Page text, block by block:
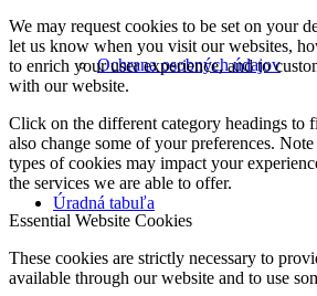
Ochrana osobných údajov
Úradná tabuľa
We may request cookies to be set on your
let us know when you visit our websites,
to enrich your user experience, and to
with our website.
Click on the different category headings to
also change some of your preferences.
types of cookies may impact your
the services we are able to offer.
Essential Website Cookies
These cookies are strictly necessary to
available through our website and to use